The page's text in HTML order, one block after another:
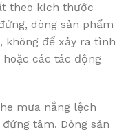
theo kích thước
dòng sản phẩm
không để xảy ra tình
các tác động
mưa nắng lệch
tâm. Dòng sản